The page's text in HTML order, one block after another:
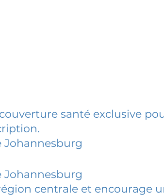
santé exclusive
Johannesburg
Johannesburg
centrale et encourage